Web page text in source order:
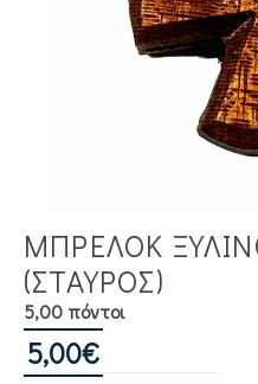
ΜΠΡΕΛΟΚ
(ΣΤΑΥΡΟΣ)
5,00 πόντοι
5,00€